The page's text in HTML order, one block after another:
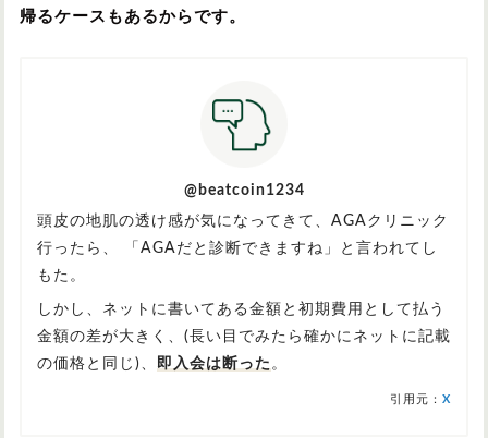
帰るケースもあるからです。
@beatcoin1234
頭皮の地肌の透け感が気になってきて、AGAクリニック
行ったら、 「AGAだと診断できますね」と言われてし
もた。
しかし、ネットに書いてある金額と初期費用として払う
金額の差が大きく、(長い目でみたら確かにネットに記載
の価格と同じ)、
即入会は断った 。
引用元： X